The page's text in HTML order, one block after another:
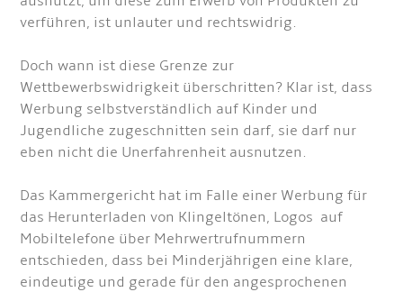
verführen, ist unlauter und rechtswidrig.
Doch wann ist diese Grenze zur
Wettbewerbswidrigkeit überschritten? Klar ist, dass
Werbung selbstverständlich auf Kinder und
Jugendliche zugeschnitten sein darf, sie darf nur
eben nicht die Unerfahrenheit ausnutzen.
Das Kammergericht hat im Falle einer Werbung für
das Herunterladen von Klingeltönen, Logos auf
Mobiltelefone über Mehrwertrufnummern
entschieden, dass bei Minderjährigen eine klare,
eindeutige und gerade für den angesprochenen